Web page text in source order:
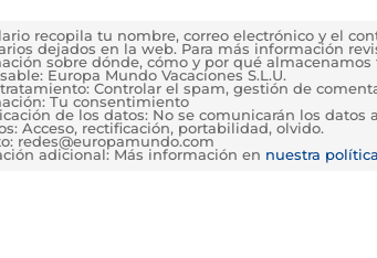
recopila tu nombre, correo electrónico y el
dejados en la web. Para más información
sobre dónde, cómo y por qué
Europa Mundo Vacaciones S.L.U.
Controlar el spam, gestión de
Tu consentimiento
de los datos: No se comunicarán los datos
Acceso, rectificación, portabilidad, olvido.
redes@europamundo.com
adicional: Más información en nuestra